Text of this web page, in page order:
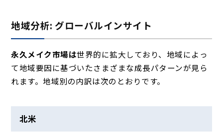
地域分析: グローバルインサイト
永久メイク市場は世界的に拡大しており、地域によっ
て地域要因に基づいたさまざまな成長パターンが見ら
れます。地域別の内訳は次のとおりです。
北米